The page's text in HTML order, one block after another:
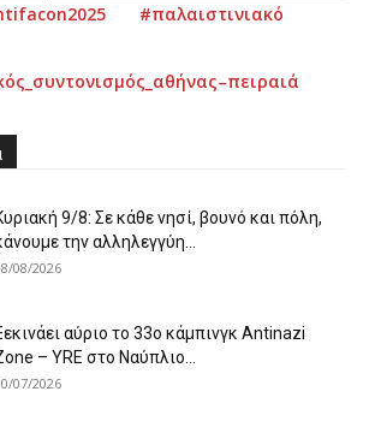
#παλαιστινιακό
9/8: Σε κάθε νησί, βουνό και πόλη,
την αλληλεγγύη...
08/2026
αύριο το 33ο κάμπινγκ Antinazi
– YRE στο Ναύπλιο...
07/2026